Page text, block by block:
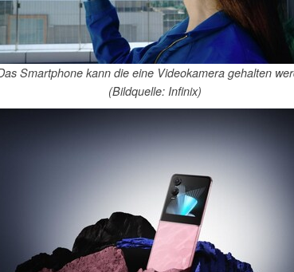
Smartphone kann die eine Videokamera gehalten
(Bildquelle: Infinix)